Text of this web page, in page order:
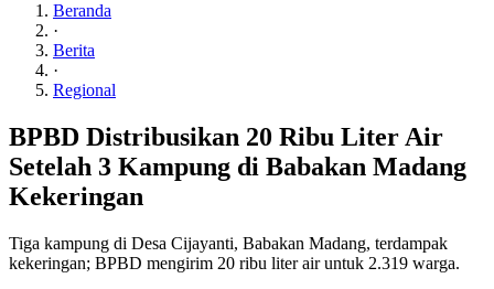
Beranda
·
Berita
·
Regional
BPBD Distribusikan 20 Ribu Liter Air
Setelah 3 Kampung di Babakan Madang
Kekeringan
Tiga kampung di Desa Cijayanti, Babakan Madang, terdampak
kekeringan; BPBD mengirim 20 ribu liter air untuk 2.319 warga.